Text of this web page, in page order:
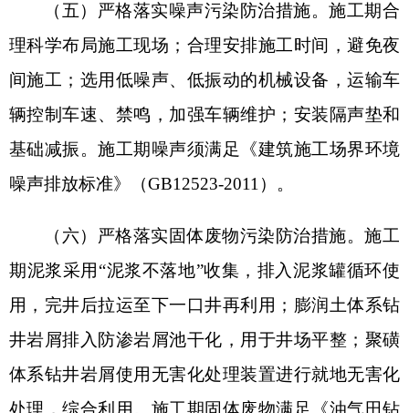
环保站进行拉运、处置，油基体系废弃钻井泥浆及
岩屑（HW08072-001-08）满足《油气田钻井固体
废物综合利用污染控制要求》(DB65/T3997-2017)表
001-08)产生量0.09t/a，废烧碱包装袋（HW49900-
047-49）产生量0.04t/a，废防渗材料（HW08900-
249-08）产生量0.05t/a，废活性炭（HW49900-039-
点，定期由有资质的单位接收处置。危险废物贮存
应按照《危险废物贮存污染控制标准》（GB18597-
2023）相关标准执行。并按《危险废物管理计划和
管理台账制定技术导则》中相关要求，及时在线填
在线办理电子转移联单。